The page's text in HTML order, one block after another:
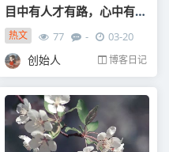
目中有人才有路，心中有爱才有度
热文 77 - 03-20
创始人 博客日记